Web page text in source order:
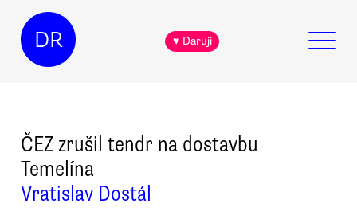
DR ♥ Daruji
ČEZ zrušil tendr na dostavbu
Temelína
Vratislav Dostál